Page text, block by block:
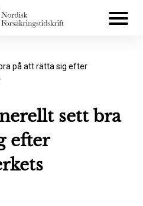
på att rätta sig efter
sett bra
efter